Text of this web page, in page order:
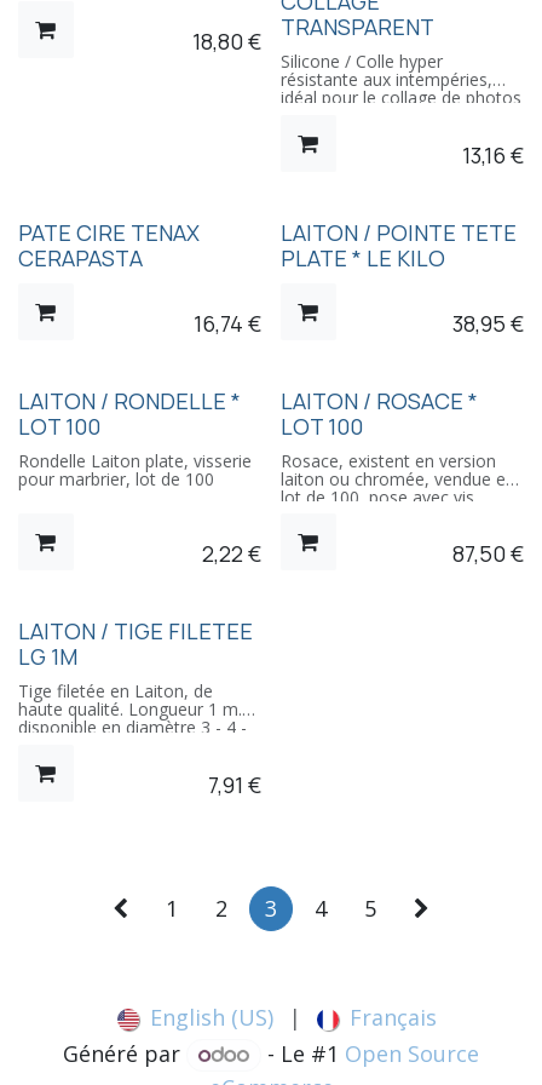
Etiquette, mode d'emploi et
FDS en français 18,80€
TRANSPARENT
Silicone / Colle hyper
résistante aux intempéries,
idéal pour le collage de photos
13,16 €
PATE CIRE TENAX
CERAPASTA
16,74 €
LAITON / POINTE TETE
PLATE * LE KILO
38,95 €
LAITON / RONDELLE *
LOT 100
Rondelle Laiton plate, visserie
pour marbrier, lot de 100
2,22€
LAITON / ROSACE *
LOT 100
Rosace, existent en version
laiton ou chromée, vendue en
lot de 100, pose avec vis
haut de gamme (à l'ancienne)
en deux pièces pour vis
normales, les rosaces borgne
87,50€
LAITON / TIGE FILETEE
LG 1M
Tige filetée en Laiton, de
haute qualité. Longueur 1 m.
disponible en diamètre 3 - 4 -
7,91 €
1 2 3 4 5
English (US) |
Français
Généré par
- Le #1 Open Source